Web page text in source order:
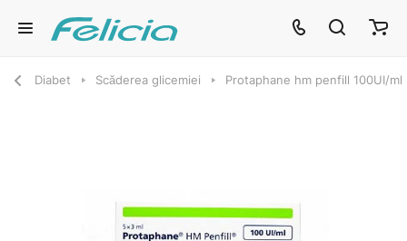
Diabet Scăderea glicemiei Protaphane hm penfill 100UI/